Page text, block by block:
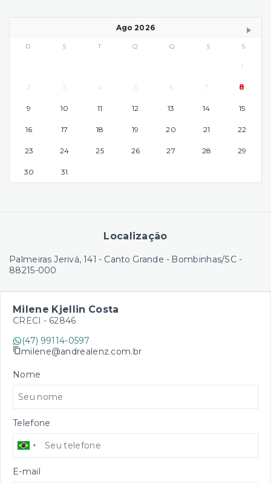
Ago 2026
D S T Q Q S S
1
2 3 4 5 6 7 8
9 10 11 12 13 14 15
16 17 18 19 20 21 22
23 24 25 26 27 28 29
30 31
Localização
Palmeiras Jerivá, 141 - Canto Grande - Bombinhas/SC -
88215-000
Milene Kjellin Costa
CRECI - 62846
(47) 99114-0597
milene@andrealenz.com.br
Nome
Telefone
E-mail